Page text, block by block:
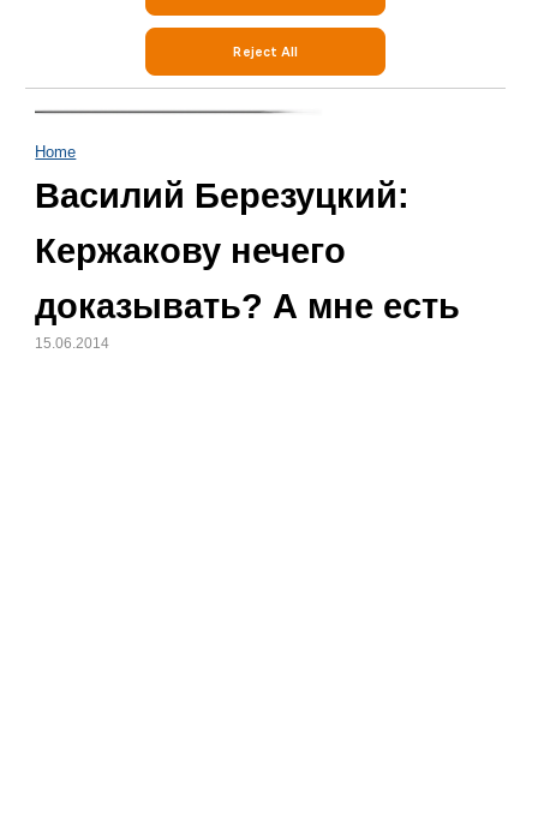
Home
Василий Березуцкий:
Кержакову нечего
доказывать? А мне есть
15.06.2014